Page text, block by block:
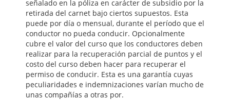
señalado en la póliza en carácter de subsidio por la
retirada del carnet bajo ciertos supuestos. Esta
puede por día o mensual, durante el período que el
conductor no pueda conducir. Opcionalmente
cubre el valor del curso que los conductores deben
realizar para la recuperación parcial de puntos y el
costo del curso deben hacer para recuperar el
permiso de conducir. Esta es una garantía cuyas
peculiaridades e indemnizaciones varían mucho de
unas compañías a otras por.